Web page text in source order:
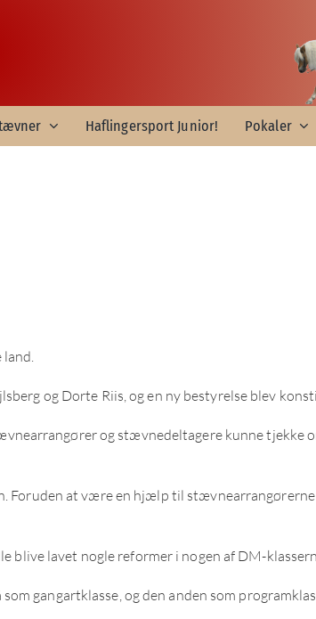
Haflingersport Junior! Pokaler
og Dorte Riis, og en ny bestyrelse blev
og stævnedeltagere kunne tjekke
Foruden at være en hjælp til
blive lavet nogle reformer i nogen af DM-
gangartklasse, og den anden som